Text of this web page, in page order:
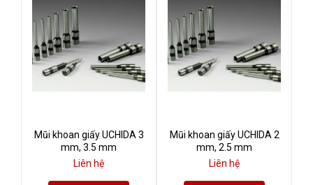
Mũi khoan giấy UCHIDA 3
mm, 3.5 mm
Liên hệ
Mũi khoan giấy UCHIDA 2
mm, 2.5 mm
Liên hệ